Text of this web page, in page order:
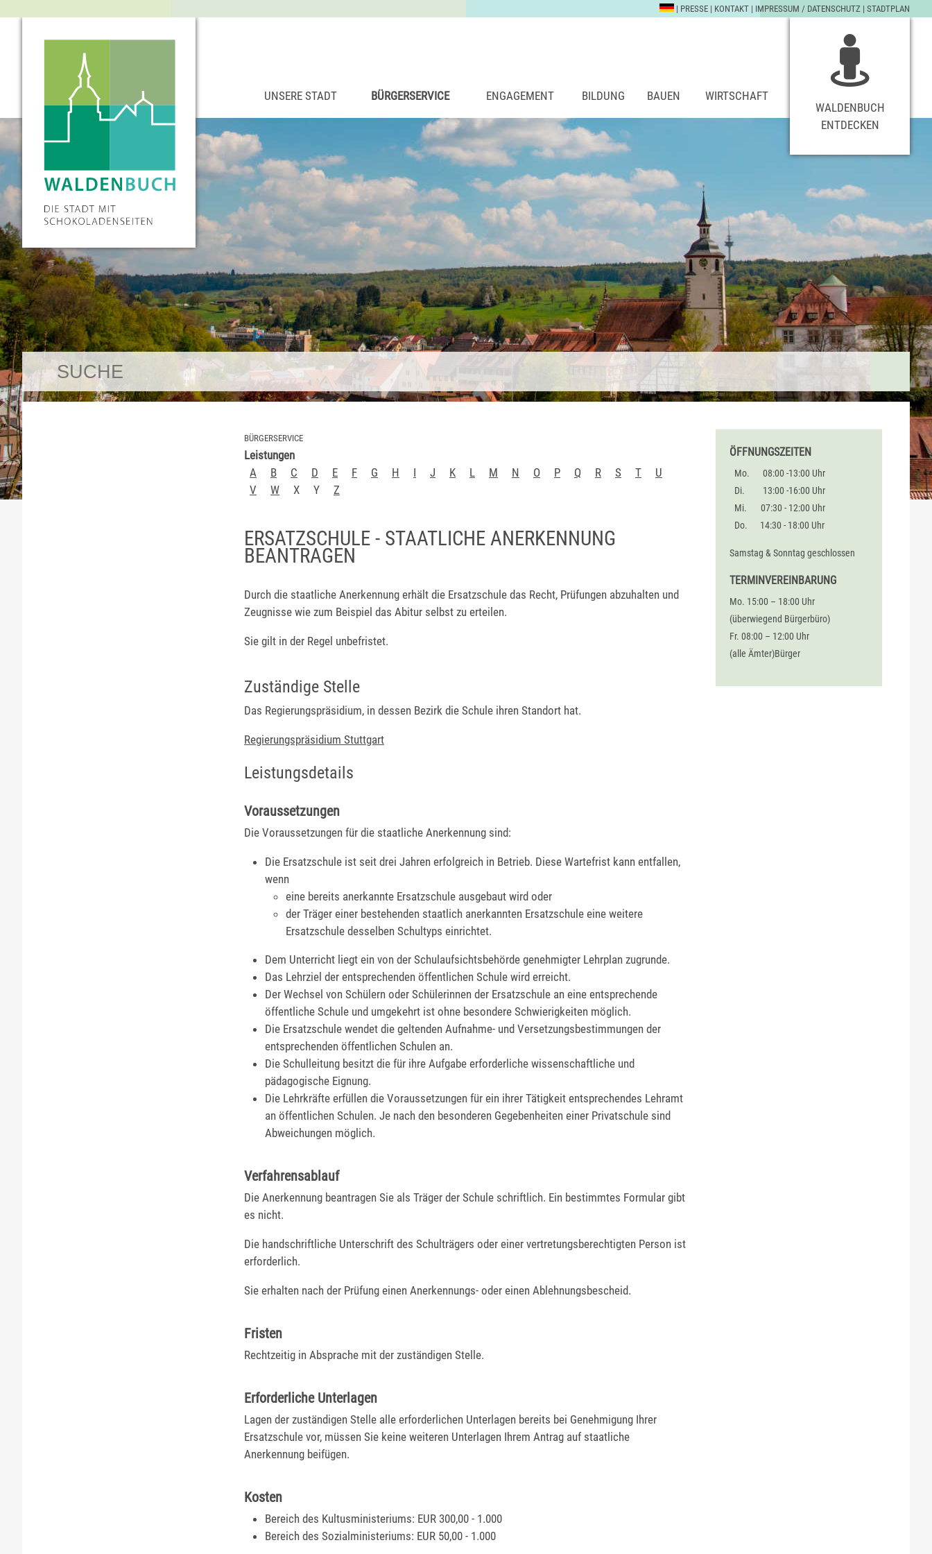
| PRESSE | KONTAKT | IMPRESSUM / DATENSCHUTZ | STADTPLAN
UNSERE STADT BÜRGERSERVICE ENGAGEMENT BILDUNG BAUEN
WIRTSCHAFT
WALDENBUCH
ENTDECKEN
BÜRGERSERVICE
Leistungen
A
B C D E F G H I J K L M N O P Q R S T
U
V
W X Y Z
ERSATZSCHULE - STAATLICHE ANERKENNUNG
BEANTRAGEN
Durch die staatliche Anerkennung erhält die Ersatzschule das Recht, Prüfungen abzuhalten und
Zeugnisse wie zum Beispiel das Abitur selbst zu erteilen.
Sie gilt in der Regel unbefristet.
Zuständige Stelle
Das Regierungspräsidium, in dessen Bezirk die Schule ihren Standort hat.
Regierungspräsidium Stuttgart
Leistungsdetails
Voraussetzungen
Die Voraussetzungen für die staatliche Anerkennung sind:
Die Ersatzschule ist seit drei Jahren erfolgreich in Betrieb. Diese Wartefrist kann entfallen,
wenn
eine bereits anerkannte Ersatzschule ausgebaut wird oder
der Träger einer bestehenden staatlich anerkannten Ersatzschule eine weitere
Ersatzschule desselben Schultyps einrichtet.
Dem Unterricht liegt ein von der Schulaufsichtsbehörde genehmigter Lehrplan zugrunde.
Das Lehrziel der entsprechenden öffentlichen Schule wird erreicht.
Der Wechsel von Schülern oder Schülerinnen der Ersatzschule an eine entsprechende
öffentliche Schule und umgekehrt ist ohne besondere Schwierigkeiten möglich.
Die Ersatzschule wendet die geltenden Aufnahme- und Versetzungsbestimmungen der
entsprechenden öffentlichen Schulen an.
Die Schulleitung besitzt die für ihre Aufgabe erforderliche wissenschaftliche und
pädagogische Eignung.
Die Lehrkräfte erfüllen die Voraussetzungen für ein ihrer Tätigkeit entsprechendes Lehramt
an öffentlichen Schulen. Je nach den besonderen Gegebenheiten einer Privatschule sind
Abweichungen möglich.
Verfahrensablauf
Die Anerkennung beantragen Sie als Träger der Schule schriftlich. Ein bestimmtes Formular gibt
es nicht.
Die handschriftliche Unterschrift des Schulträgers oder einer vertretungsberechtigten Person ist
erforderlich.
Sie erhalten nach der Prüfung einen Anerkennungs- oder einen Ablehnungsbescheid.
Fristen
Rechtzeitig in Absprache mit der zuständigen Stelle.
Erforderliche Unterlagen
Lagen der zuständigen Stelle alle erforderlichen Unterlagen bereits bei Genehmigung Ihrer
Ersatzschule vor, müssen Sie keine weiteren Unterlagen Ihrem Antrag auf staatliche
Anerkennung beifügen.
Kosten
Bereich des Kultusministeriums: EUR 300,00 - 1.000
Bereich des Sozialministeriums: EUR 50,00 - 1.000
ÖFFNUNGSZEITEN
Mo.
08:00 -13:00 Uhr
Di.
13:00 -16:00 Uhr
Mi.
07:30 - 12:00 Uhr
Do.
14:30 - 18:00 Uhr
Samstag & Sonntag geschlossen
TERMINVEREINBARUNG
Mo. 15:00 – 18:00 Uhr
(überwiegend Bürgerbüro)
Fr. 08:00 – 12:00 Uhr
(alle Ämter)Bürger